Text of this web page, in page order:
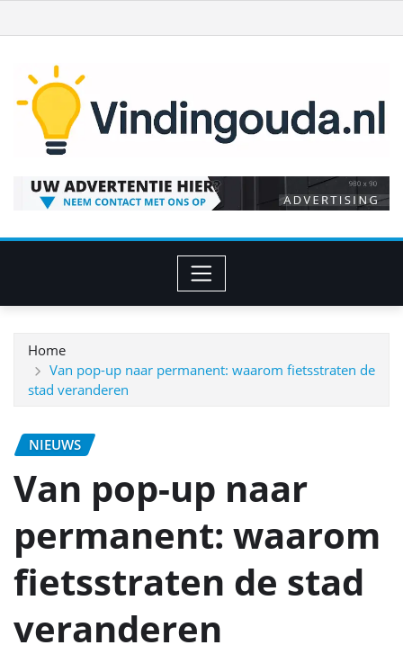
naar
inhoud
Home
Van pop-up naar permanent: waarom fietsstraten de
stad veranderen
NIEUWS
Van pop-up naar
permanent: waarom
fietsstraten de stad
veranderen